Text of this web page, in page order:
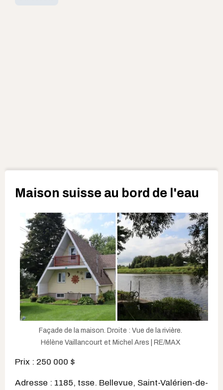
Maison suisse au bord de l'eau
Façade de la maison. Droite : Vue de la rivière.
Hélène Vaillancourt et Michel Ares | RE/MAX
Prix : 250 000 $
Adresse : 1185, tsse. Bellevue, Saint-Valérien-de-